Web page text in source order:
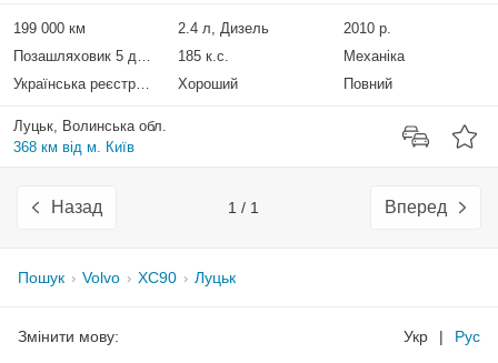
199 000 км 2.4 л, Дизель
2010 р.
Позашляховик 5 дверей
185 к.с.
Механіка
Українська реєстрація
Хороший Повний
Луцьк, Волинська обл.
368 км від м. Київ
Назад 1 / 1 Вперед
Пошук Volvo XC90 Луцьк
Змінити мову: Укр | Рус